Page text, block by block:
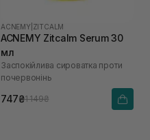
ACNEMY ZITCALM
ACNEMY Zitcalm Serum 30
мл
Заспокійлива сироватка проти
почервонінь
747₴1 149₴